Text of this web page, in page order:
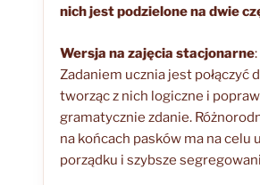
nich jest podzielone na dwie
Wersja na zajęcia stacjonarne
Zadaniem ucznia jest połączyć
tworząc z nich logiczne i
gramatycznie zdanie.
na końcach pasków ma na celu
porządku i szybsze